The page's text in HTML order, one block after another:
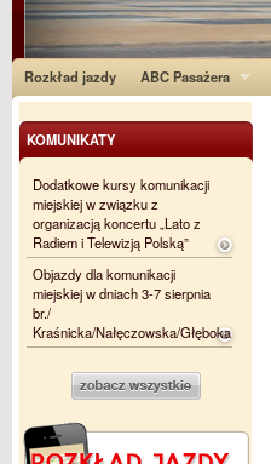
Rozkład jazdy ABC Pasażera
KOMUNIKATY
Dodatkowe kursy komunikacji
miejskiej w związku z
organizacją koncertu „Lato z
Radiem i Telewizją Polską”
Objazdy dla komunikacji
miejskiej w dniach 3-7 sierpnia
br./
Kraśnicka/Nałęczowska/Głęboka